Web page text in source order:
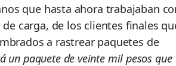
que hasta ahora trabajaban
carga, de los clientes finales
a rastrear paquetes de
un paquete de veinte mil pesos que